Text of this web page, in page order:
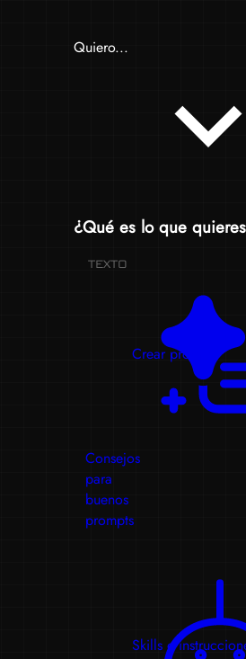
Quiero...
¿Qué es lo que
TEXTO
Crear prompts
Consejos
para
buenos
prompts
Skills e